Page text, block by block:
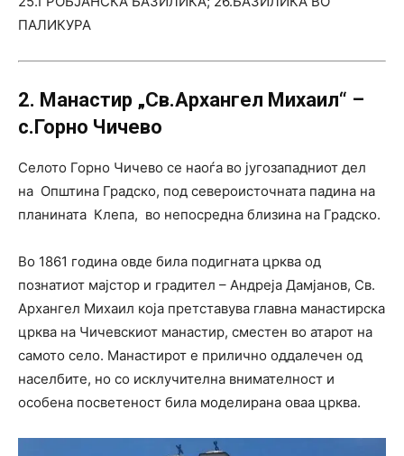
ПАЛИКУРА
2. Манастир „Св.Архангел Михаил“ –
с.Горно Чичево
Селото Горно Чичево се наоѓа во југозападниот дел
на Општина Градско, под североисточната падина на
планината Клепа, во непосредна близина на Градско.
Во 1861 година овде била подигната црква од
познатиот мајстор и градител – Андреја Дамјанов, Св.
Архангел Михаил која претставува главна манастирска
црква на Чичевскиот манастир, сместен во атарот на
самото село. Манастирот е прилично оддалечен од
населбите, но со исклучителна внимателност и
особена посветеност била моделирана оваа црква.